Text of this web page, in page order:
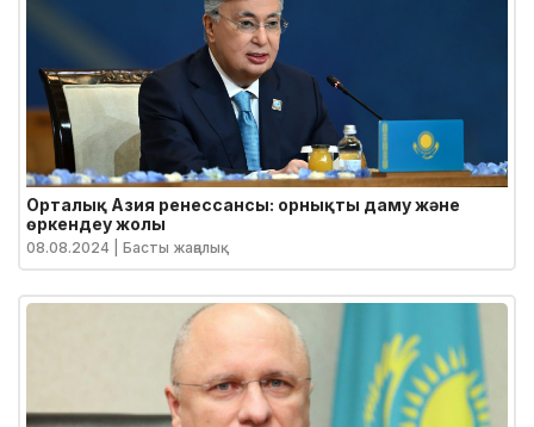
Орталық Азия ренессансы: орнықты даму және
өркендеу жолы
08.08.2024 | Басты жаңалық